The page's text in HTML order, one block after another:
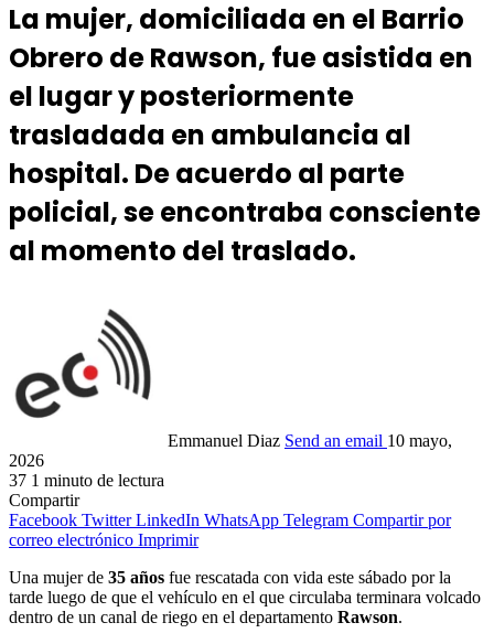
La mujer, domiciliada en el Barrio
Obrero de Rawson, fue asistida en
el lugar y posteriormente
trasladada en ambulancia al
hospital. De acuerdo al parte
policial, se encontraba consciente
al momento del traslado.
Emmanuel Diaz Send an email 10 mayo,
2026
37 1 minuto de lectura
Compartir
Facebook Twitter LinkedIn WhatsApp Telegram Compartir por
correo electrónico Imprimir
Una mujer de 35 años fue rescatada con vida este sábado por la
tarde luego de que el vehículo en el que circulaba terminara volcado
dentro de un canal de riego en el departamento Rawson.